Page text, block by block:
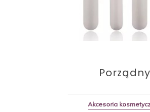
Akcesoria